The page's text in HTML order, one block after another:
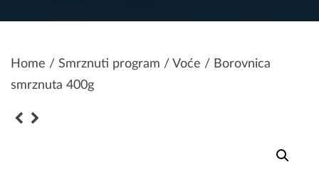
Home / Smrznuti program / Voće / Borovnica
smrznuta 400g